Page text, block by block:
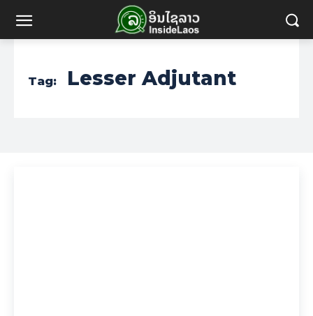
Tag: Lesser Adjutant